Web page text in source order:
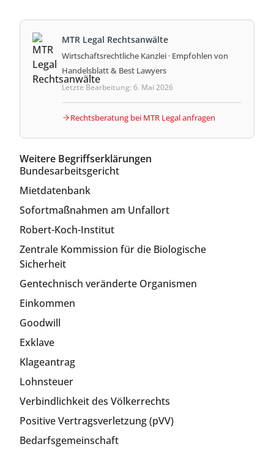
MTR Legal Rechtsanwälte
Wirtschaftsrechtliche Kanzlei · Empfohlen von
Handelsblatt & Best Lawyers
Letzte Bearbeitung: 6. Mai 2026
Rechtsberatung bei MTR Legal anfragen
Weitere Begriffserklärungen
Bundesarbeitsgericht
Mietdatenbank
Sofortmaßnahmen am Unfallort
Robert-Koch-Institut
Zentrale Kommission für die Biologische
Sicherheit
Gentechnisch veränderte Organismen
Einkommen
Goodwill
Exklave
Klageantrag
Lohnsteuer
Verbindlichkeit des Völkerrechts
Positive Vertragsverletzung (pVV)
Bedarfsgemeinschaft